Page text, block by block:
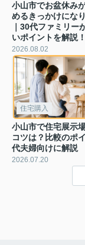
小山市でお盆休み
めるきっかけにな
｜30代ファミリー
いポイントを解説！
2026.08.02
住宅購入
小山市で住宅展示
コツは？比較のポ
代夫婦向けに解説
2026.07.20